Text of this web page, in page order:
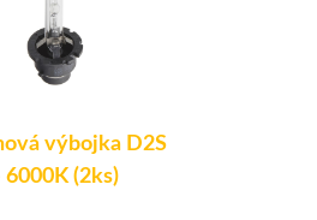
výbojka D2S
6000K (2ks)